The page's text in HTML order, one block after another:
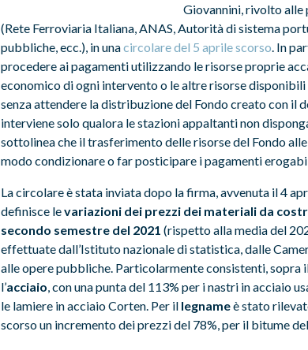
Giovannini, rivolto
(Rete Ferroviaria Italiana, ANAS, Autorità di sistema
pubbliche, ecc.), in unacircolare del 5 aprile scorso . In
procedere ai pagamenti utilizzando le risorse proprie
economico di ogni intervento o le altre risorse disponibili
senza attendere la distribuzione del Fondo creato con il
interviene solo qualora le stazioni appaltanti non
sottolinea che il trasferimento delle risorse del Fondo
modo condizionare o far posticipare i pagamenti
La circolare è stata inviata dopo la firma, avvenuta il 4
definisce levariazioni dei prezzi dei materiali da
secondo semestre del 2021 (rispetto alla media del
effettuate dall’Istituto nazionale di statistica, dalle
alle opere pubbliche. Particolarmente consistenti, sopra
l’acciaio , con una punta del 113% per i nastri in acciaio
le lamiere in acciaio Corten. Per il legnameè stato
scorso un incremento dei prezzi del 78%, per il bitume del